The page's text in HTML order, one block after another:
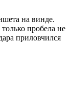
на винде.
пробела не
приловчился